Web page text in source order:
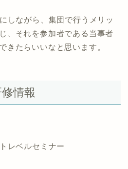
しながら、集団で行うメリッ
、それを参加者である当事者
きたらいいなと思います。
情報
レベルセミナー